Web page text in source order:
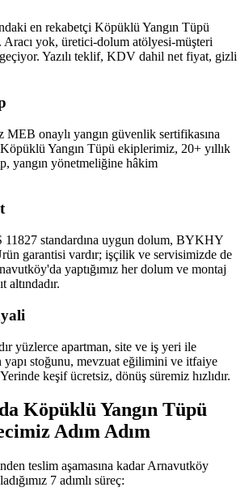
en rekabetçi Köpüklü Yangın Tüpü
Aracı yok, üretici-dolum atölyesi-müşteri
Yazılı teklif, KDV dahil net fiyat, gizli
onaylı yangın güvenlik sertifikasına
Yangın Tüpü ekiplerimiz, 20+ yıllık
yangın yönetmeliğine hâkim
11827 standardına uygun dolum, BYKHY
garantisi vardır; işçilik ve servisimizde de
yaptığımız her dolum ve montaj
altındadır.
yüzlerce apartman, site ve iş yeri ile
yapı stoğunu, mevzuat eğilimini ve itfaiye
keşif ücretsiz, dönüş süremiz hızlıdır.
Köpüklü Yangın Tüpü
Adım Adım
teslim aşamasına kadar Arnavutköy
7 adımlı süreç: